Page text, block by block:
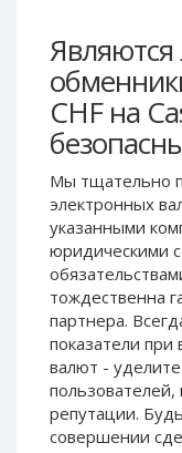
CHF на
Мы тщательно
электронных
указанными
юридическими
тождественна
партнера.
показатели
валют -
репутации.
совершении
PaySera EUR
PaySera PLN
AliPay CNY
UnionPay CNY
Paymer USD
Paymer RUB
Paymer UAH
Capitalist USD
Capitalist RUB
Capitalist EUR
Payoneer USD
Revolut Binance